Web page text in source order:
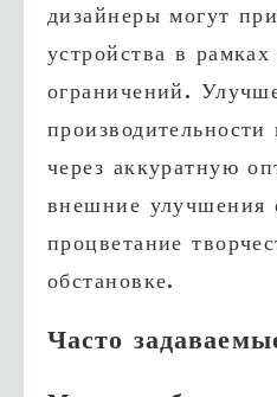
дизайнеры могут
устройства в
ограничений.
через аккуратную
внешние улучшения
процветание
обстановке.
Часто